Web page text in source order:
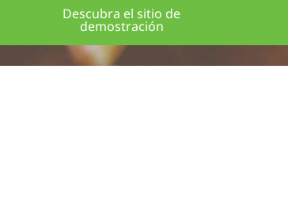
Descubra el sitio de
demostración